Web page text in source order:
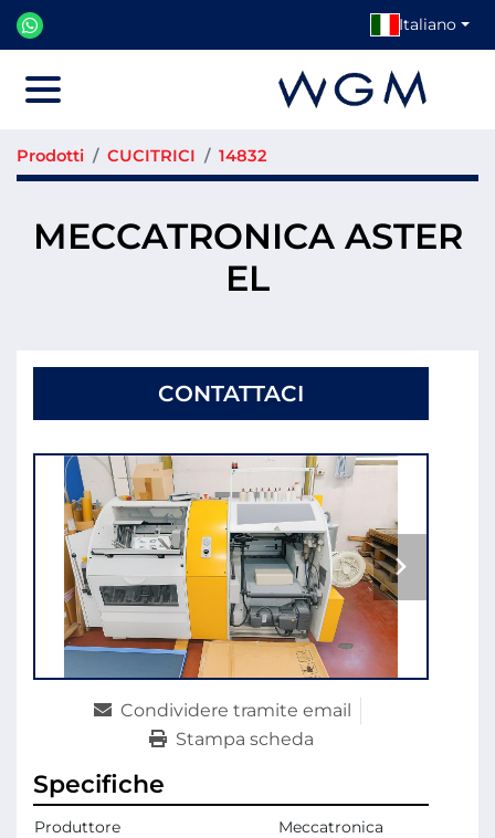
Italiano
Prodotti CUCITRICI 14832
MECCATRONICA ASTER
EL
CONTATTACI
Condividere tramite email
Stampa scheda
Specifiche
Produttore
Meccatronica